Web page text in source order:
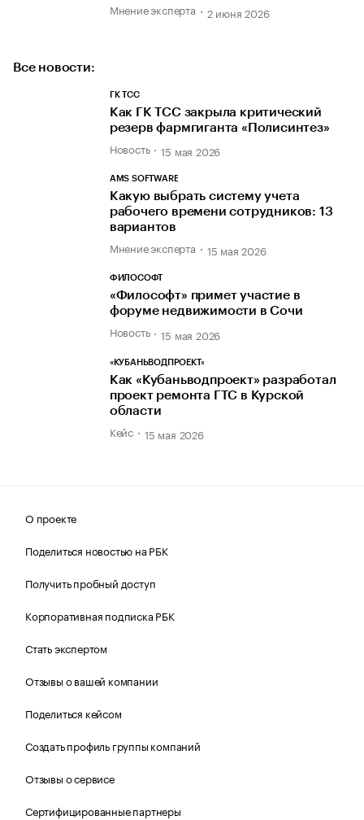
Мнение эксперта 2 июня 2026
Все новости:
ГК ТСС
Как ГК ТСС закрыла критический
резерв фармгиганта «Полисинтез»
Новость 15 мая 2026
AMS SOFTWARE
Какую выбрать систему учета
рабочего времени сотрудников: 13
вариантов
Мнение эксперта 15 мая 2026
ФИЛОСОФТ
«Философт» примет участие в
форуме недвижимости в Сочи
Новость 15 мая 2026
«КУБАНЬВОДПРОЕКТ»
Как «Кубаньводпроект» разработал
проект ремонта ГТС в Курской
области
Кейс 15 мая 2026
О проекте
Поделиться новостью на РБК
Получить пробный доступ
Корпоративная подписка РБК
Стать экспертом
Отзывы о вашей компании
Поделиться кейсом
Создать профиль группы компаний
Отзывы о сервисе
Сертифицированные партнеры